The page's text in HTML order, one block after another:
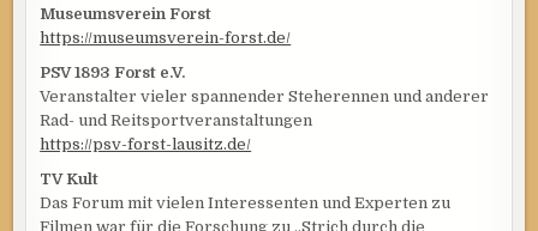
Museumsverein Forst
https://museumsverein-forst.de/
PSV 1893 Forst e.V.
Veranstalter vieler spannender Steherennen und anderer
Rad- und Reitsportveranstaltungen
https://psv-forst-lausitz.de/
TV Kult
Das Forum mit vielen Interessenten und Experten zu
Filmen war für die Forschung zu „Strich durch die